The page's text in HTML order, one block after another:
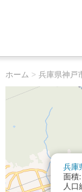
ホーム > 兵庫県神戸
兵庫
面積
人